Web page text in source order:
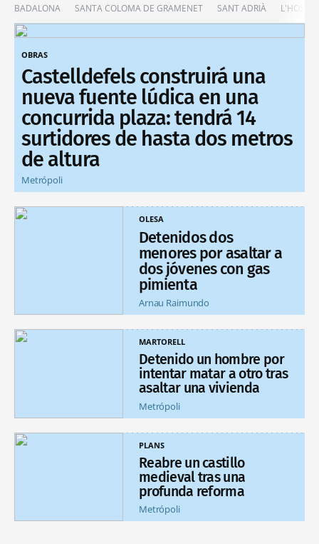
BADALONA SANTA COLOMA DE GRAMENET SANT ADRIÀ
OBRAS
Castelldefels construirá una
nueva fuente lúdica en una
concurrida plaza: tendrá 14
surtidores de hasta dos metros
de altura
Metrópoli
OLESA
Detenidos dos
menores por asaltar a
dos jóvenes con gas
pimienta
Arnau Raimundo
MARTORELL
Detenido un hombre por
intentar matar a otro tras
asaltar una vivienda
Metrópoli
PLANS
Reabre un castillo
medieval tras una
profunda reforma
Metrópoli